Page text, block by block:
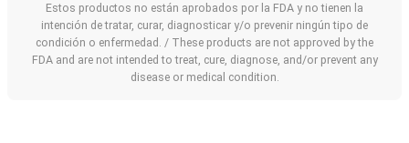
Estos productos no están aprobados por la FDA y no tienen la
intención de tratar, curar, diagnosticar y/o prevenir ningún tipo de
condición o enfermedad. / These products are not approved by the
FDA and are not intended to treat, cure, diagnose, and/or prevent any
disease or medical condition.